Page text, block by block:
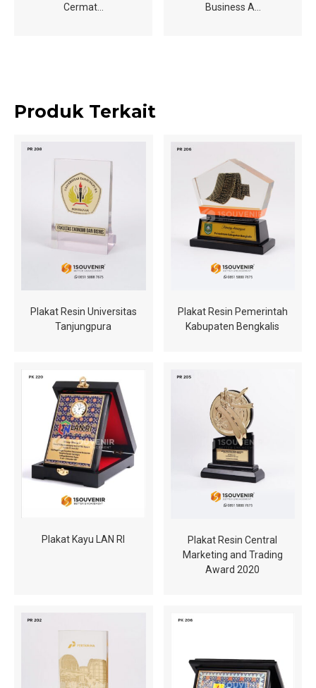
Cermat…
Business A…
Produk Terkait
Plakat Resin Universitas
Tanjungpura
Plakat Resin Pemerintah
Kabupaten Bengkalis
Plakat Kayu LAN RI
Plakat Resin Central
Marketing and Trading
Award 2020